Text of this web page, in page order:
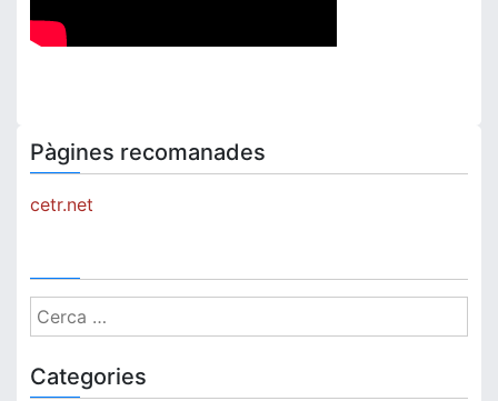
Pàgines recomanades
cetr.net
Cerca:
Categories